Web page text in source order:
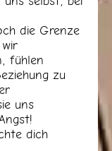
die Grenze
fühlen
zu
uns
dich